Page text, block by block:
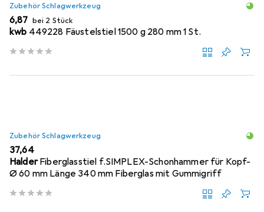
Zubehör Schlagwerkzeug
EUR
6,87 bei 2 Stück
kwb 449228 Fäustelstiel 1500 g 280 mm 1 St.
Zubehör Schlagwerkzeug
EUR
37,64
Halder Fiberglasstiel f.SIMPLEX-Schonhammer für Kopf-
Ø 60 mm Länge 340 mm Fiberglas mit Gummigriff